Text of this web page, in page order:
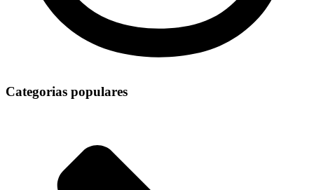
Categorias populares